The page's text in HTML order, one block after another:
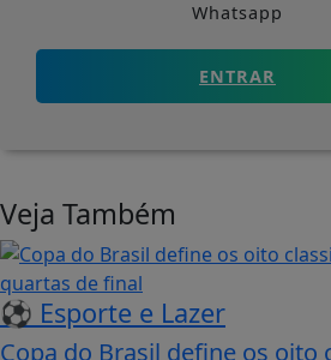
Whatsapp
ENTRAR
Veja Também
⚽ Esporte e Lazer
Copa do Brasil define os oito